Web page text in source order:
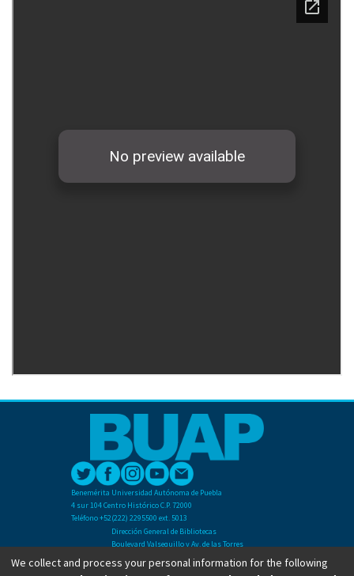
Benemérita Universidad Autónoma de Puebla
4 sur 104 Centro Histórico C.P. 72000
Teléfono +52(222) 2295500 ext. 5013
Dirección General de Bibliotecas
Boulevard Valsequillo y Av. de las Torres
Ciudad Universitaria. Col. San Manuel
C.P. 72570
We collect and process your personal information for the following